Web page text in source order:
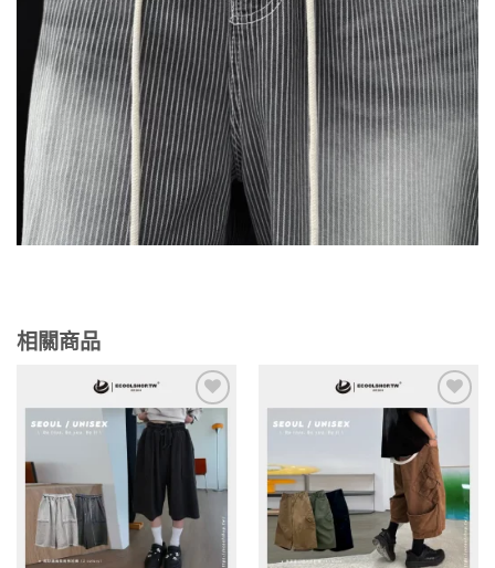
相關商品
Add to
wishlist
Add to
wishlist